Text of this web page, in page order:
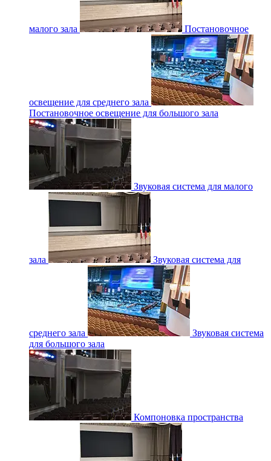
малого зала Постановочное
освещение для среднего зала
Постановочное освещение для большого зала
Звуковая система для малого
зала Звуковая система для
среднего зала
Звуковая система
для большого зала
Компоновка пространства